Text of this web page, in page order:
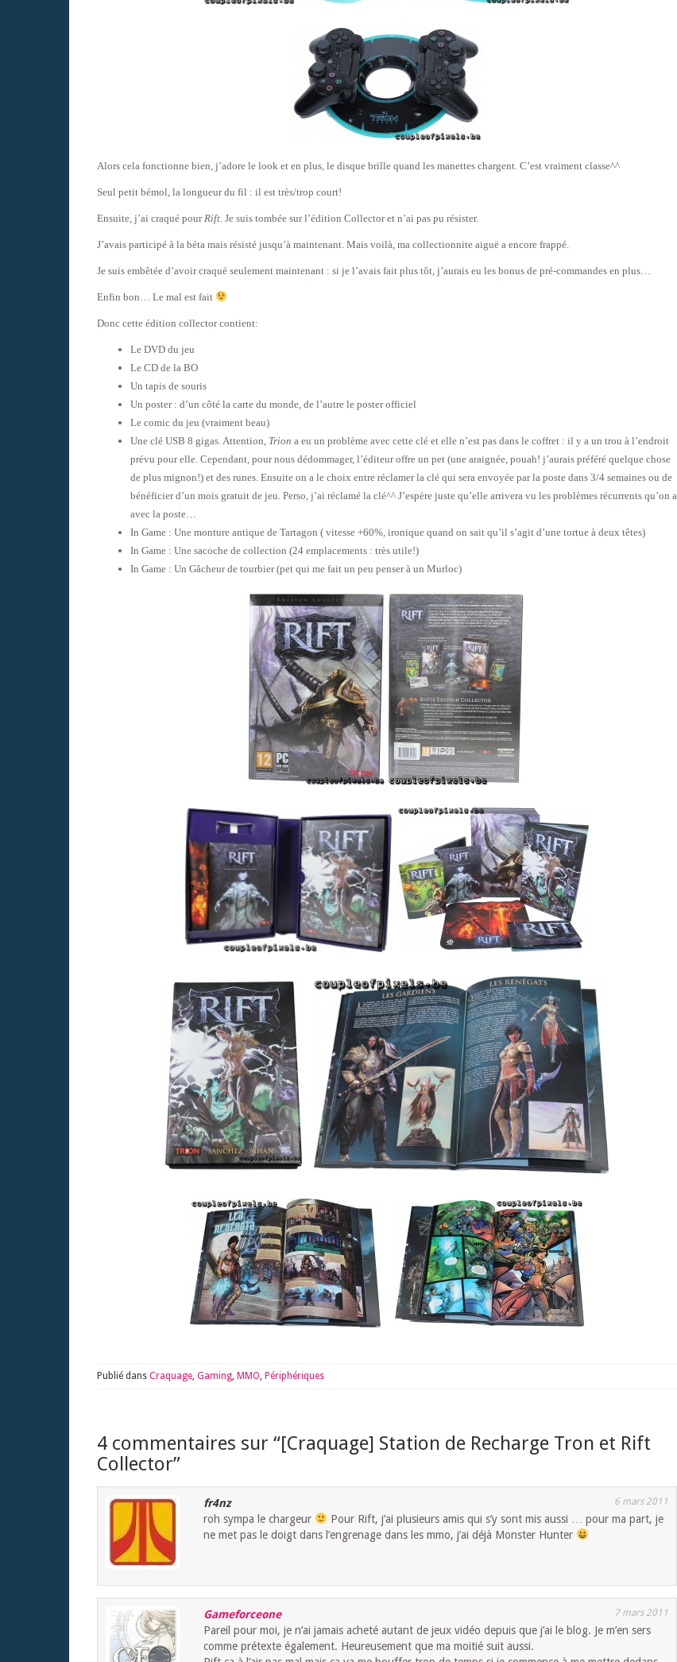
Alors cela fonctionne bien, j’adore le look et en plus, le disque brille quand les manettes chargent. C’est vraiment classe^^
Seul petit bémol, la longueur du fil : il est très/trop court!
Ensuite, j’ai craqué pour Rift . Je suis tombée sur l’édition Collector et n’ai pas pu résister.
J’avais participé à la béta mais résisté jusqu’à maintenant. Mais voilà, ma collectionnite aiguë a encore frappé.
Je suis embêtée d’avoir craqué seulement maintenant : si je l’avais fait plus tôt, j’aurais eu les bonus de pré-commandes en plus…
Enfin bon… Le mal est fait
Donc cette édition collector contient:
Le DVD du jeu
Le CD de la BO
Un tapis de souris
Un poster : d’un côté la carte du monde, de l’autre le poster officiel
Le comic du jeu (vraiment beau)
Une clé USB 8 gigas. Attention, Trion a eu un problème avec cette clé et elle n’est pas dans le coffret : il y a un trou à l’endroit
prévu pour elle. Cependant, pour nous dédommager, l’éditeur offre un pet (une araignée, pouah! j’aurais préféré quelque chose
de plus mignon!) et des runes. Ensuite on a le choix entre réclamer la clé qui sera envoyée par la poste dans 3/4 semaines ou de
bénéficier d’un mois gratuit de jeu. Perso, j’ai réclamé la clé^^ J’espère juste qu’elle arrivera vu les problèmes récurrents qu’on a
avec la poste…
In Game : Une monture antique de Tartagon ( vitesse +60%, ironique quand on sait qu’il s’agit d’une tortue à deux têtes)
In Game : Une sacoche de collection (24 emplacements : très utile!)
In Game : Un Gâcheur de tourbier (pet qui me fait un peu penser à un Murloc)
Publié dans Craquage, Gaming, MMO, Périphériques
4 commentaires sur “[Craquage] Station de Recharge Tron et Rift
Collector”
fr4nz 6 mars 2011
roh sympa le chargeur
Pour Rift, j’ai plusieurs amis qui s’y sont mis aussi … pour ma part, je
ne met pas le doigt dans l’engrenage dans les mmo, j’ai déjà Monster Hunter
Gameforceone 7 mars 2011
Pareil pour moi, je n’ai jamais acheté autant de jeux vidéo depuis que j’ai le blog. Je m’en sers
comme prétexte également. Heureusement que ma moitié suit aussi.